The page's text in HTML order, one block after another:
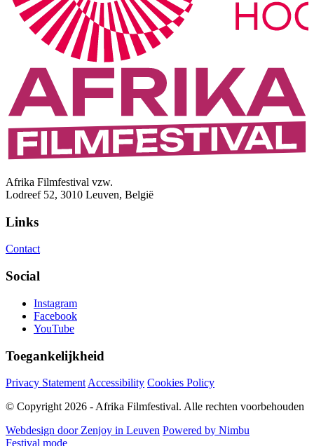
Afrika Filmfestival vzw.
Lodreef 52, 3010 Leuven, België
Links
Contact
Social
Instagram
Facebook
YouTube
Toegankelijkheid
Privacy Statement Accessibility Cookies Policy
© Copyright 2026 - Afrika Filmfestival. Alle rechten voorbehouden
Webdesign door Zenjoy in Leuven Powered by Nimbu
Festival mode